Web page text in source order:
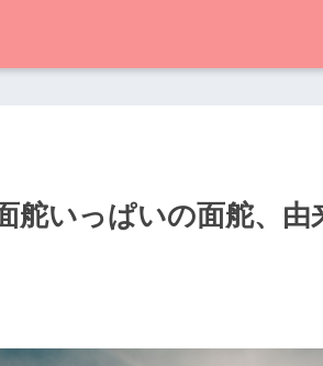
舵いっぱいの面舵、由